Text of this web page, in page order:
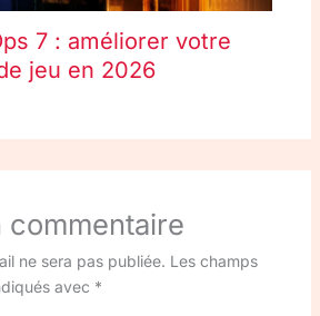
7 : améliorer votre
jeu en 2026
commentaire
ne sera pas publiée. Les champs
avec *